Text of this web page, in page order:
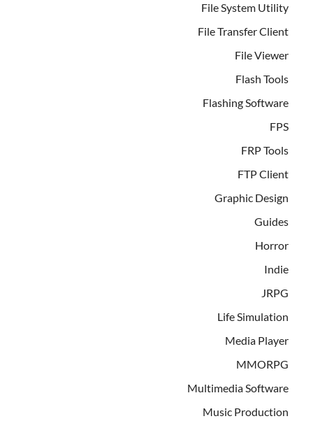
File System Utility
File Transfer Client
File Viewer
Flash Tools
Flashing Software
FPS
FRP Tools
FTP Client
Graphic Design
Guides
Horror
Indie
JRPG
Life Simulation
Media Player
MMORPG
Multimedia Software
Music Production